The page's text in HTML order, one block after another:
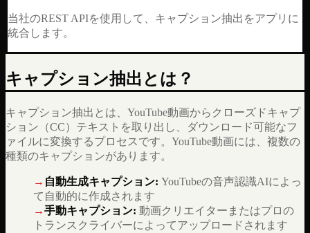
当社のREST APIを使用して、キャプション抽出をアプリに
統合します。
キャプション抽出とは？
キャプション抽出とは、YouTube動画からクローズドキャプ
ション（CC）テキストを取り出し、ダウンロード可能なフ
ァイルに変換するプロセスです。YouTube動画には、複数の
種類のキャプションがあります。
→ 自動生成キャプション: YouTubeの音声認識AIによっ
て自動的に作成されます
→手動キャプション: 動画クリエイターまたはプロの
トランスクライバーによってアップロードされます